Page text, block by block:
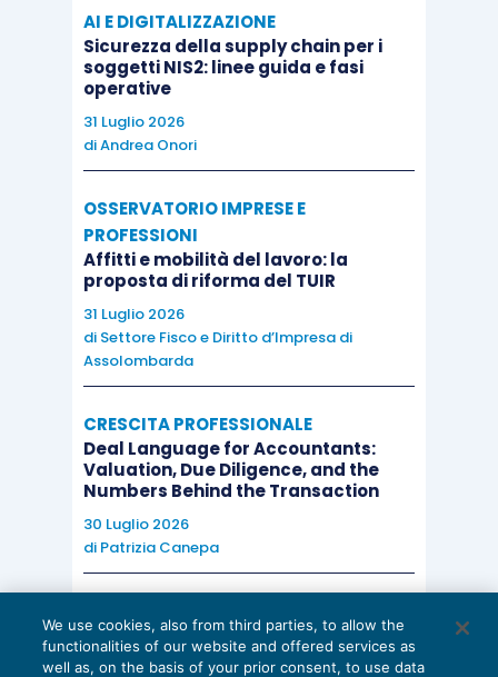
AI E DIGITALIZZAZIONE
Sicurezza della supply chain per i
soggetti NIS2: linee guida e fasi
operative
31 Luglio 2026
diAndrea Onori
OSSERVATORIO IMPRESE E
PROFESSIONI
Affitti e mobilità del lavoro: la
proposta di riforma del TUIR
31 Luglio 2026
di Settore Fisco e Diritto d’Impresa di
Assolombarda
CRESCITA PROFESSIONALE
Deal Language for Accountants:
Valuation, Due Diligence, and the
Numbers Behind the Transaction
30 Luglio 2026
di Patrizia Canepa
EU AI Act e studi professionali: le
scadenze concrete
We use cookies, also from third parties, to allow the
functionalities of our website and offered services as
well as, on the basis of your prior consent, to use data